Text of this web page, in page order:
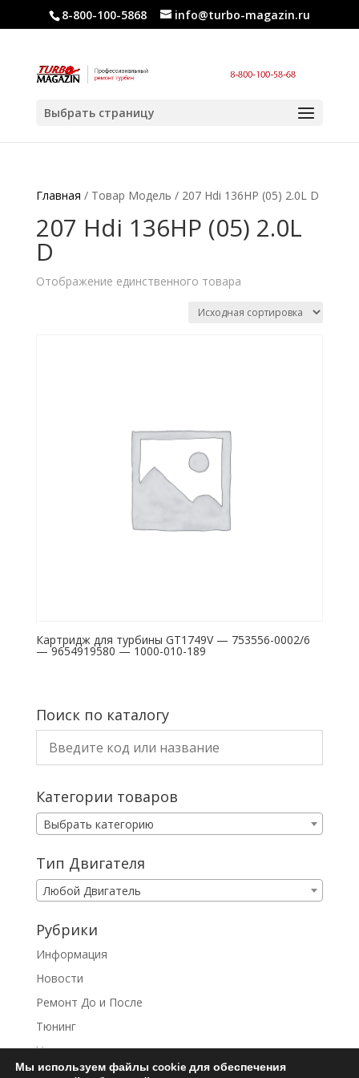
8-800-100-5868 info@turbo-magazin.ru
Выбрать страницу
Главная / Товар Модель / 207 Hdi 136HP (05) 2.0L D
207 Hdi 136HP (05) 2.0L
D
Отображение единственного товара
Картридж для турбины GT1749V — 753556-0002/6
— 9654919580 — 1000-010-189
Поиск по каталогу
Категории товаров
Выбрать категорию
Тип Двигателя
Любой Двигатель
Рубрики
Информация
Новости
Ремонт До и После
Тюнинг
Услуги
Мы используем файлы cookie для обеспечения